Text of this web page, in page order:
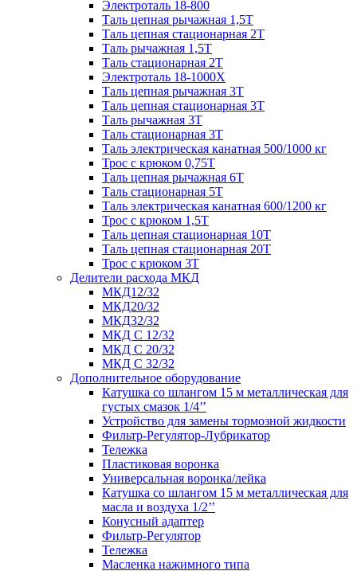
Электроталь 18-800
Таль цепная рычажная 1,5Т
Таль цепная стационарная 2Т
Таль рычажная 1,5Т
Таль стационарная 2Т
Электроталь 18-1000X
Таль цепная рычажная 3Т
Таль цепная стационарная 3Т
Таль рычажная 3Т
Таль стационарная 3Т
Таль электрическая канатная 500/1000 кг
Трос с крюком 0,75Т
Таль цепная рычажная 6Т
Таль стационарная 5Т
Таль электрическая канатная 600/1200 кг
Трос с крюком 1,5Т
Таль цепная стационарная 10Т
Таль цепная стационарная 20Т
Трос с крюком 3Т
Делители расхода МКД
МКД12/32
МКД20/32
МКД32/32
МКД С 12/32
МКД С 20/32
МКД С 32/32
Дополнительное оборудование
Катушка со шлангом 15 м металлическая для
густых смазок 1/4’’
Устройство для замены тормозной жидкости
Фильтр-Регулятор-Лубрикатор
Тележка
Пластиковая воронка
Универсальная воронка/лейка
Катушка со шлангом 15 м металлическая для
масла и воздуха 1/2’’
Конусный адаптер
Фильтр-Регулятор
Тележка
Масленка нажимного типа